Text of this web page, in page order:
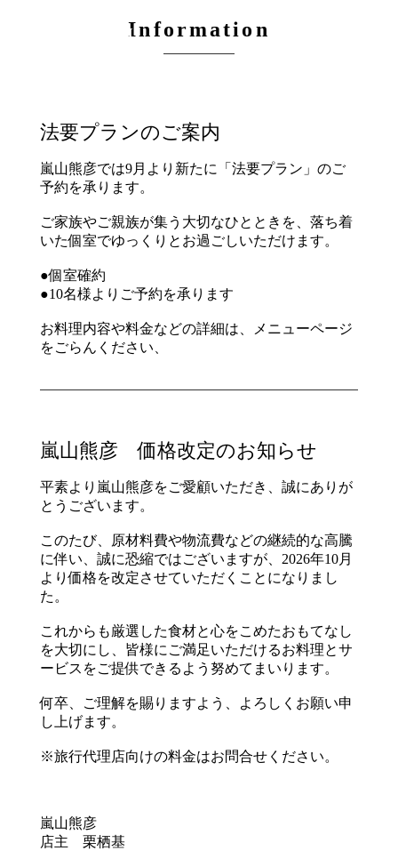
CHInformation
法要プランのご案内
嵐山熊彦では9月より新たに「法要プラン」のご
予約を承ります。
ご家族やご親族が集う大切なひとときを、落ち着
いた個室でゆっくりとお過ごしいただけます。
●個室確約
●10名様よりご予約を承ります
お料理内容や料金などの詳細は、メニューページ
をごらんください、
嵐山熊彦 価格改定のお知らせ
平素より嵐山熊彦をご愛顧いただき、誠にありが
とうございます。
このたび、原材料費や物流費などの継続的な高騰
に伴い、誠に恐縮ではございますが、2026年10月
より価格を改定させていただくことになりまし
た。
これからも厳選した食材と心をこめたおもてなし
を大切にし、皆様にご満足いただけるお料理とサ
ービスをご提供できるよう努めてまいります。
何卒、ご理解を賜りますよう、よろしくお願い申
し上げます。
※旅行代理店向けの料金はお問合せください。
嵐山熊彦
店主 栗栖基